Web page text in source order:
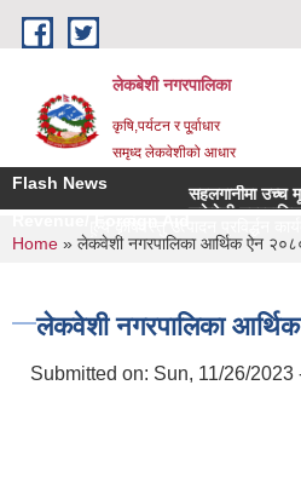
Skip to main content
लेकबेशी नगरपालिका
कृषि,पर्यटन र पू्र्वाधार
समृध्द लेकवेशीको आधार
Flash News
सहलगानीमा उच्च
लकेवेशी नगरपालिकाको
You are here
Home » लेकवेशी नगरपालिका आर्थिक ऐन
लेकवेशी नगरपालिका
Submitted on: Sun, 11/26/2023